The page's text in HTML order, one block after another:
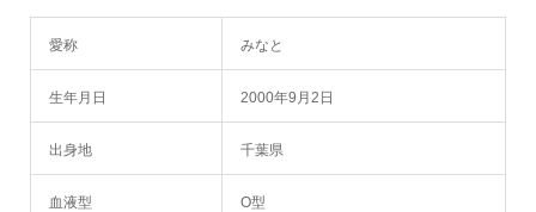
愛称 みなと
生年月日 2000年9月2日
出身地 千葉県
血液型 O型